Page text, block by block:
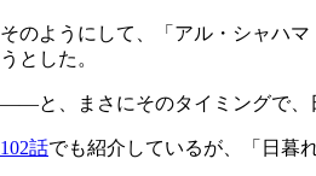
そのようにして、「アル・シャハ
うとした。
――と、まさにそのタイミングで、
102話でも紹介しているが、「日暮